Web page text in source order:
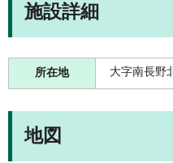
施設詳細
所在地 大字南長野
地図